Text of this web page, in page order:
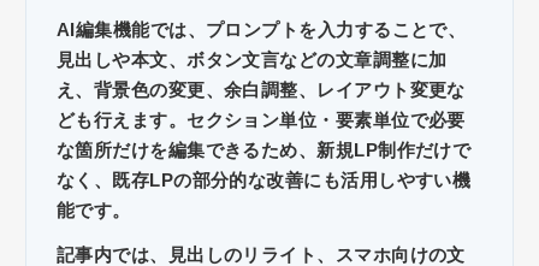
AI編集機能では、プロンプトを入力することで、
見出しや本文、ボタン文言などの文章調整に加
え、背景色の変更、余白調整、レイアウト変更な
ども行えます。セクション単位・要素単位で必要
な箇所だけを編集できるため、新規LP制作だけで
なく、既存LPの部分的な改善にも活用しやすい機
能です。
記事内では、見出しのリライト、スマホ向けの文